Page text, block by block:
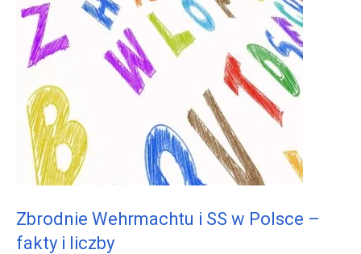
Zbrodnie Wehrmachtu i SS w Polsce –
fakty i liczby